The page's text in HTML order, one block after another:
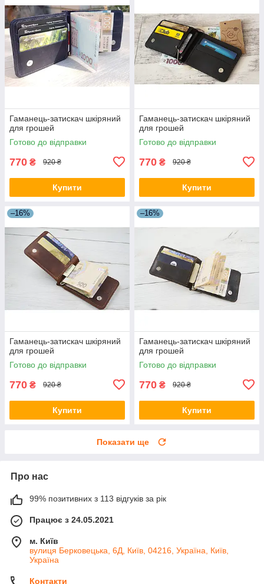
Гаманець-затискач шкіряний
для грошей
Готово до відправки
770 ₴ 920 ₴
Купити
Гаманець-затискач шкіряний
для грошей
Готово до відправки
770 ₴ 920 ₴
Купити
–16%
Гаманець-затискач шкіряний
для грошей
Готово до відправки
770 ₴ 920 ₴
Купити
–16%
Гаманець-затискач шкіряний
для грошей
Готово до відправки
770 ₴ 920 ₴
Купити
Показати ще
Про нас
99% позитивних з 113 відгуків за рік
Працює з 24.05.2021
м. Київ
вулиця Берковецька, 6Д, Київ, 04216, Україна, Київ,
Україна
Контакти